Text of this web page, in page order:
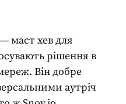
маст хев для
рішення в
Він добре
аутріч